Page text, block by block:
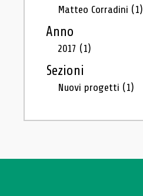
Matteo Corradini (1)
Anno
2017 (1)
Sezioni
Nuovi progetti (1)